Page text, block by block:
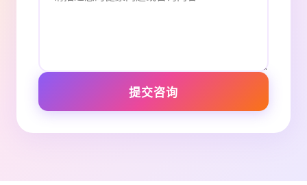
提交咨询